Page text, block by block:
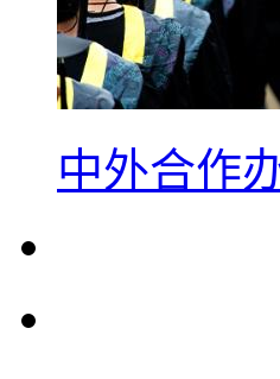
中外合作